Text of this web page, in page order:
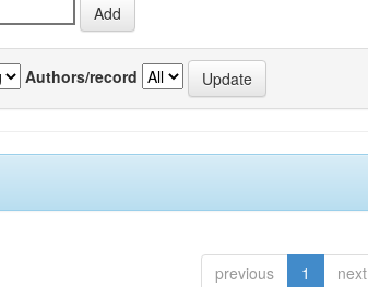
Authors/record
previous 1 next